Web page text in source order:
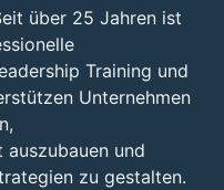
über 25 Jahren ist
Training und
Unternehmen
auszubauen und
zu gestalten.